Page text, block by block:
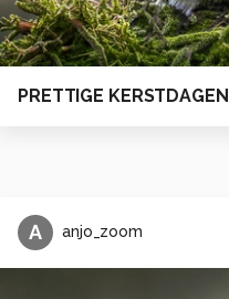
PRETTIGE KERSTDAGEN
A anjo_zoom